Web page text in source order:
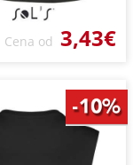
Cena od 3,43€